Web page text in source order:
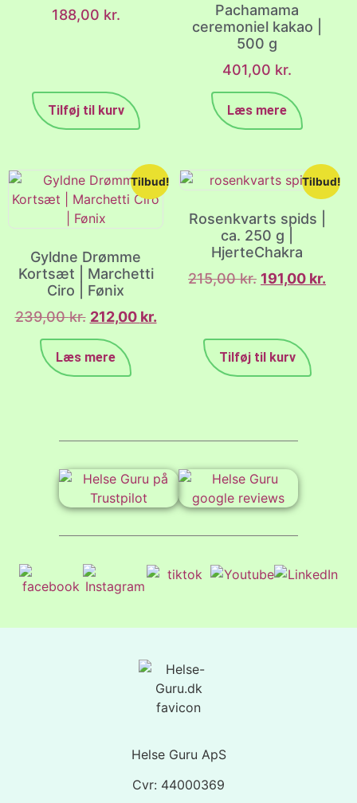
188,00 kr.
Tilføj til kurv
Pachamama
ceremoniel kakao |
500 g
401,00 kr.
Læs mere
Tilbud!
Gyldne Drømme
Kortsæt | Marchetti
Ciro | Fønix
239,00kr. 212,00 kr.
Læs mere
Tilbud!
Rosenkvarts spids |
ca. 250 g |
HjerteChakra
215,00kr. 191,00 kr.
Tilføj til kurv
Helse Guru ApS
Cvr: 44000369